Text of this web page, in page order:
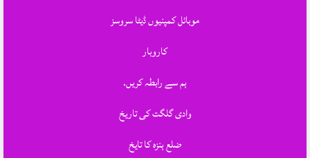
موبائل کمپنیوں ڈیٹا سروسز
کاروبار
ہم سے رابطہ کریں.
وادی گلگت کی تاریخ
ضلع ہنزہ کا تایخ